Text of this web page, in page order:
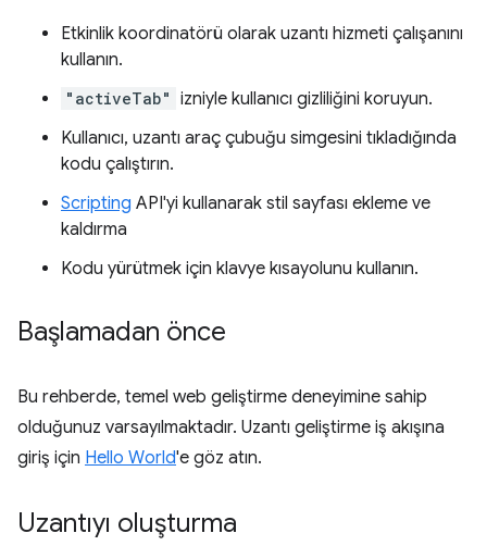
Etkinlik koordinatörü olarak uzantı hizmeti çalışanını
kullanın.
"activeTab" izniyle kullanıcı gizliliğini koruyun.
Kullanıcı, uzantı araç çubuğu simgesini tıkladığında
kodu çalıştırın.
Scripting API'yi kullanarak stil sayfası ekleme ve
kaldırma
Kodu yürütmek için klavye kısayolunu kullanın.
Başlamadan önce
Bu rehberde, temel web geliştirme deneyimine sahip
olduğunuz varsayılmaktadır. Uzantı geliştirme iş akışına
giriş için Hello World'e göz atın.
Uzantıyı oluşturma